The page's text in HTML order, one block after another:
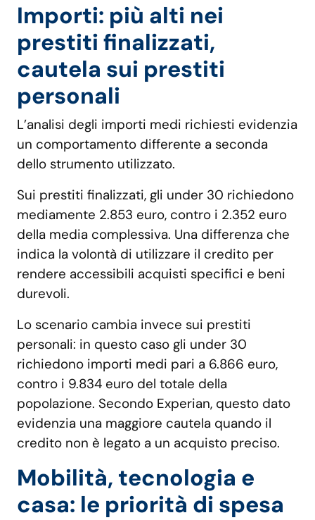
Importi: più alti nei
prestiti finalizzati,
cautela sui prestiti
personali
L’analisi degli importi medi richiesti evidenzia
un comportamento differente a seconda
dello strumento utilizzato.
Sui prestiti finalizzati, gli under 30 richiedono
mediamente 2.853 euro, contro i 2.352 euro
della media complessiva. Una differenza che
indica la volontà di utilizzare il credito per
rendere accessibili acquisti specifici e beni
durevoli.
Lo scenario cambia invece sui prestiti
personali: in questo caso gli under 30
richiedono importi medi pari a 6.866 euro,
contro i 9.834 euro del totale della
popolazione. Secondo Experian, questo dato
evidenzia una maggiore cautela quando il
credito non è legato a un acquisto preciso.
Mobilità, tecnologia e
casa: le priorità di spesa